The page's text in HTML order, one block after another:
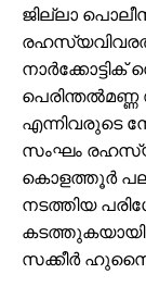
ജില്ലാ
എന്നിവരുടെ
സംഘം രഹസ്യ
കൊളത്തൂർ
നടത്തിയ
സക്കീർ